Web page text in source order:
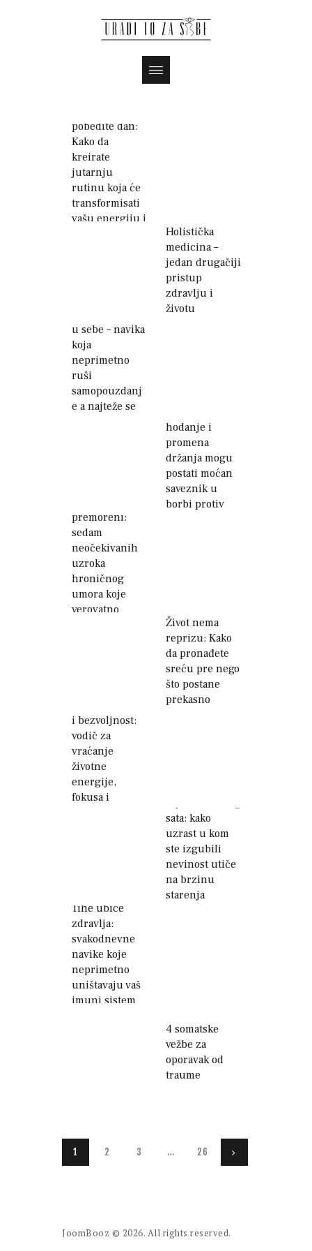
pobedite dan:
Kako da
kreirate
jutarnju
rutinu koja će
transformisati
vašu energiju i
Holistička
medicina –
jedan drugačiji
pristup
zdravlju i
životu
u sebe – navika
koja
neprimetno
ruši
samopouzdanj
e a najteže se
hodanje i
promena
držanja mogu
postati moćan
saveznik u
borbi protiv
premoreni:
sedam
neočekivanih
uzroka
hroničnog
umora koje
verovatno
Život nema
reprizu: Kako
da pronađete
sreću pre nego
što postane
prekasno
i bezvoljnost:
vodič za
vraćanje
životne
energije,
fokusa i
sata: kako
uzrast u kom
ste izgubili
nevinost utiče
na brzinu
starenja
Tihe ubice
zdravlja:
svakodnevne
navike koje
neprimetno
uništavaju vaš
imuni sistem
4 somatske
vežbe za
oporavak od
traume
Paginacija
članaka
PAGE
1 PAGE
2 PAGE
3 … PAGE
26
JoomBooz © 2026. All rights reserved.